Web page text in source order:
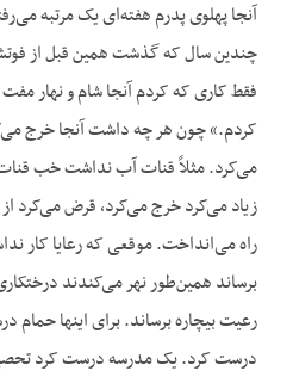
آنجا پهلوی پدرم هفته‌ای یک مرتبه
چندین سال که گذشت همین قبل از
فقط کاری که کردم آنجا شام و نهار
کردم.» چون هر چه داشت آنجا خرج
می‌کرد. مثلاً قنات آب نداشت خب قنات
زیاد می‌‌‌کرد خرج می‌‌‌کرد، قرض می‌‌‌کرد از
راه می‌‌‌انداخت. موقعی که رعایا کار
برساند همین‌طور نهر می‌‌‌کندند
رعیت بیچاره برساند. برای اینها حمام
درست کرد. یک مدرسه درست کرد